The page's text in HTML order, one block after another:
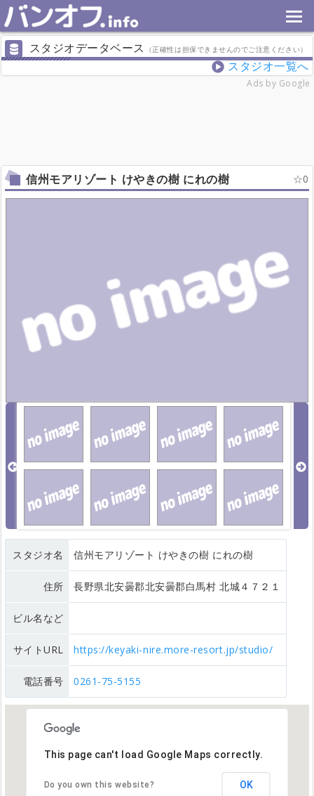
スタジオデータベース （正確性は担保できませんのでご注意ください）
スタジオ一覧へ
Ads by Google
信州モアリゾート けやきの樹 にれの樹 0
スタジオ名 信州モアリゾート けやきの樹 にれの樹
住所 長野県北安曇郡北安曇郡白馬村 北城４７２１
ビル名など
サイトURL https://keyaki-nire.more-resort.jp/studio/
電話番号 0261-75-5155
This page can't load Google Maps correctly.
Do you own this website? OK